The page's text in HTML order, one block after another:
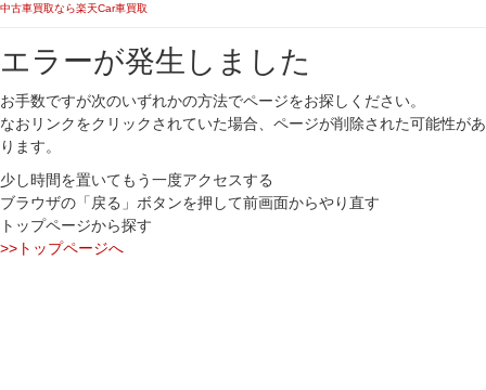
中古車買取なら楽天Car車買取
エラーが発生しました
お手数ですが次のいずれかの方法でページをお探しください。
なおリンクをクリックされていた場合、ページが削除された可能性があ
ります。
少し時間を置いてもう一度アクセスする
ブラウザの「戻る」ボタンを押して前画面からやり直す
トップページから探す
>>トップページへ